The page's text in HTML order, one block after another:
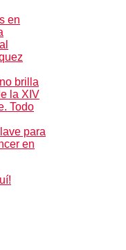
en
brilla
la XIV
Todo
para
en